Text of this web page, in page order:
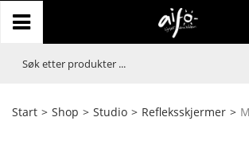
Start > Shop > Studio > Refleksskjermer >